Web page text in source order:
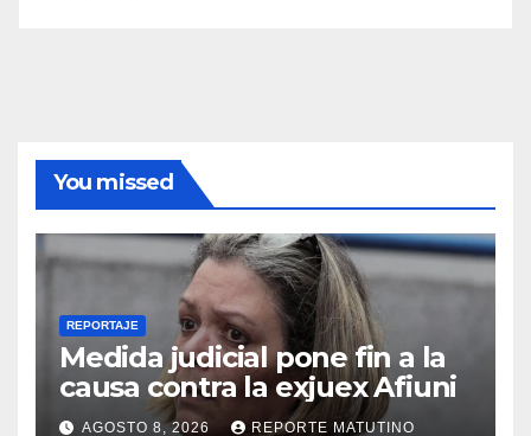
You missed
REPORTAJE
Medida judicial pone fin a la
causa contra la exjuex Afiuni
AGOSTO 8, 2026 REPORTE MATUTINO